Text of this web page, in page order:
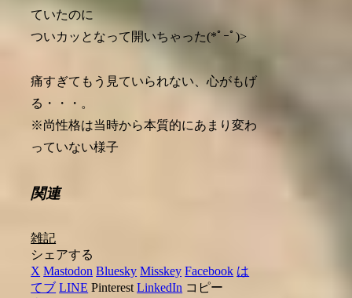
ていたのに
ついカッとなって開いちゃった(*ﾟｰﾟ)>
痛すぎてもう見ていられない、心がもげ
る・・・。
※尚性格は当時から本質的にあまり変わ
っていない様子
関連
雑記
シェアする
X Mastodon Bluesky Misskey Facebook は
てブ LINE Pinterest LinkedIn コピー